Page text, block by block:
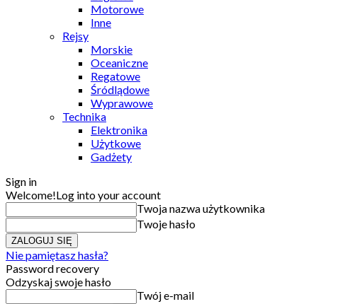
Motorowe
Inne
Rejsy
Morskie
Oceaniczne
Regatowe
Śródlądowe
Wyprawowe
Technika
Elektronika
Użytkowe
Gadżety
Sign in
Welcome!Log into your account
Twoja nazwa użytkownika
Twoje hasło
Nie pamiętasz hasła?
Password recovery
Odzyskaj swoje hasło
Twój e-mail